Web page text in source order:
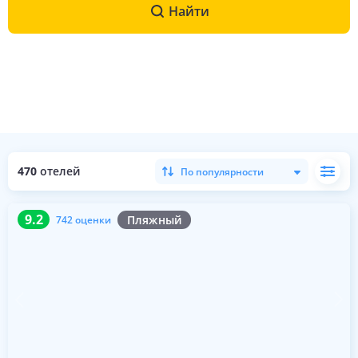
Найти
470 отелей По популярности
9.2 742 оценки Пляжный
9.2 742 оценки